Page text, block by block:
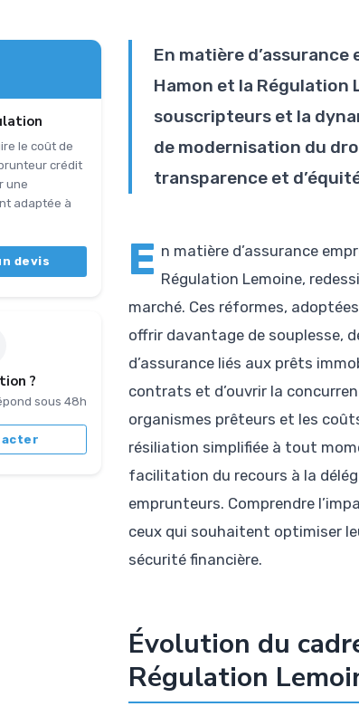
le coût de
crédit
une
adaptée à
devis
?
sous 48h
En matière
Hamon et la
souscripteurs et la
de modernisation du
transparence et
E n matière d’assurance
Régulation Lemoine,
marché. Ces réformes,
offrir davantage de souplesse,
d’assurance liés aux prêts
contrats et d’ouvrir la
organismes prêteurs et les
résiliation simplifiée à tout
facilitation du recours à la
emprunteurs. Comprendre
ceux qui souhaitent optimiser
sécurité financière.
Évolution du
Régulation